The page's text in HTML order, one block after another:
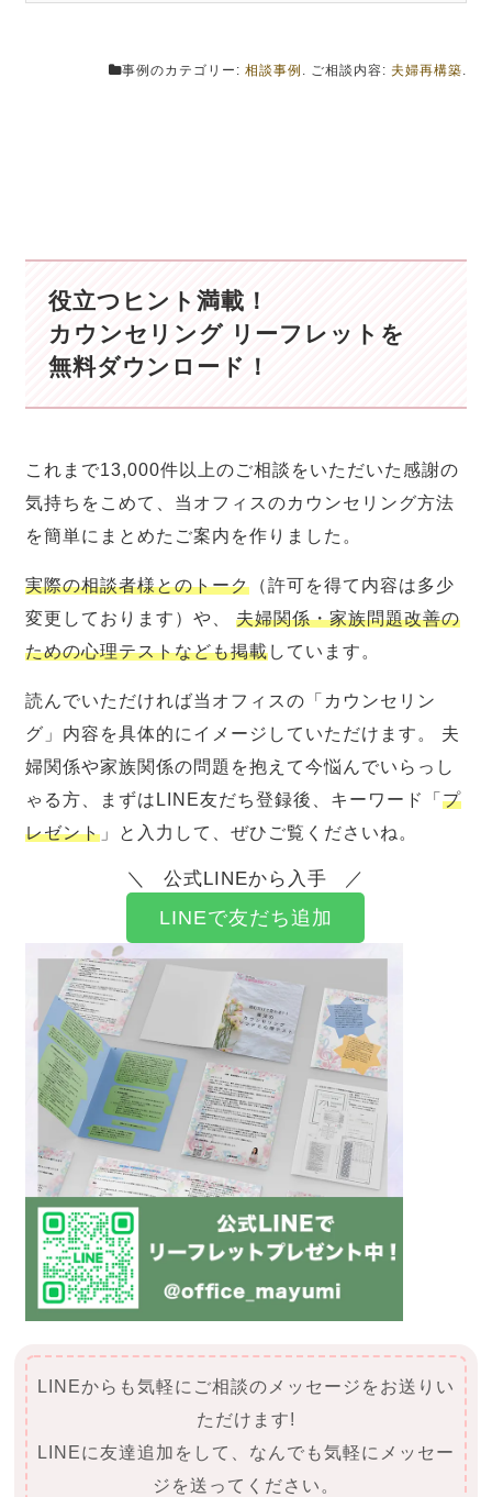
事例のカテゴリー: 相談事例 . ご相談内容: 夫婦再構築.
役立つヒント満載！
カウンセリング リーフレットを
無料ダウンロード！
これまで13,000件以上のご相談をいただいた感謝の
気持ちをこめて、当オフィスのカウンセリング方法
を簡単にまとめたご案内を作りました。
実際の相談者様とのトーク （許可を得て内容は多少
変更しております）や、夫婦関係・家族問題改善の
ための心理テストなども掲載しています。
読んでいただければ当オフィスの「カウンセリン
グ」内容を具体的にイメージしていただけます。 夫
婦関係や家族関係の問題を抱えて今悩んでいらっし
ゃる方、まずはLINE友だち登録後、キーワード「プ
レゼント 」と入力して、ぜひご覧くださいね。
公式LINEから入手
LINEで友だち追加
LINEからも気軽にご相談のメッセージをお送りい
ただけます!
LINEに友達追加をして、なんでも気軽にメッセー
ジを送ってください。